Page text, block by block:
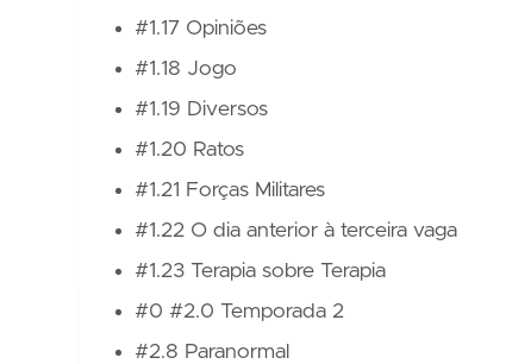
#1.17 Opiniões
#1.18 Jogo
#1.19 Diversos
#1.20 Ratos
#1.21 Forças Militares
#1.22 O dia anterior à terceira vaga
#1.23 Terapia sobre Terapia
#0 #2.0 Temporada 2
#2.8 Paranormal